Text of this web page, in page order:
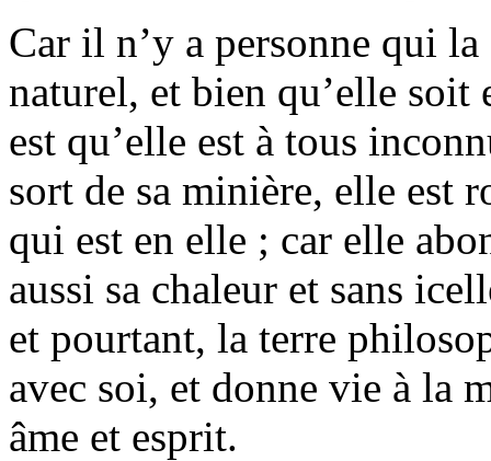
Car il n’y a personne qui
naturel, et bien qu’elle
est qu’elle est à tous
sort de sa minière, elle est
qui est en elle ; car elle
aussi sa chaleur et sans
et pourtant, la terre
avec soi, et donne vie à la
âme et esprit.